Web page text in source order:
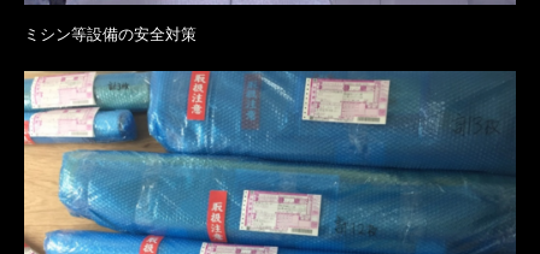
ミシン等設備の安全対策